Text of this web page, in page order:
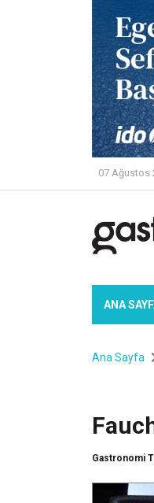
07 Ağustos
ANA
Ana Sayfa
Gastronomi